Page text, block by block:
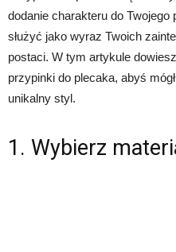
dodanie charakteru do Twojego
służyć jako wyraz Twoich
postaci. W tym artykule
przypinki do plecaka, abyś
unikalny styl.
1. Wybierz